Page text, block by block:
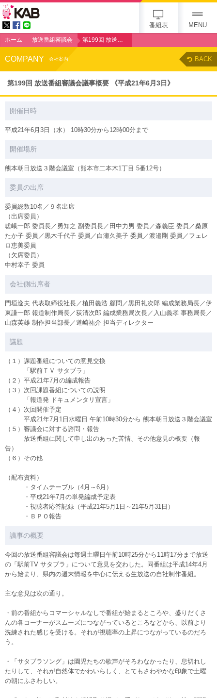
番組表 MENU
ホーム 放送番組審議会 第199回 放送番組審議会議事概要 《平成21年6月3日》
COMPANY 会社案内 BACK
第199回 放送番組審議会議事概要 《平成21年6月3日》
開催日時
平成21年6月3日（水） 10時30分から12時00分まで
開催場所
熊本朝日放送３階会議室（熊本市二本木1丁目 5番12号）
委員の出席
委員総数10名／９名出席
（出席委員）
嵯峨一郎 委員長／勇知之 副委員長／田中力男 委員／森義臣 委員／桑原
たか子 委員／黒木千代子 委員／白瀬久美子 委員／渡邉剛 委員／フェレ
ロ恵美委員
（欠席委員）
中村幸子 委員
会社側出席者
門垣逸夫 代表取締役社長／植田義浩 顧問／黒田礼次郎 編成業務局長／伊
東謙一郎 報道制作局長／荻清次郎 編成業務局次長／入山義孝 事務局長／
山森英雄 制作担当部長／道崎祐介 担当ディレクター
議題
（１）課題番組についての意見交換
「駅前ＴＶ サタブラ」
（２）平成21年7月の編成報告
（３）次回課題番組についての説明
「報道発 ドキュメンタリ宣言」
（４）次回開催予定
平成21年7月1日水曜日 午前10時30分から 熊本朝日放送３階会議室
（５）審議会に対する諮問・報告
放送番組に関して申し出のあった苦情、その他意見の概要（報
告）
（６）その他
（配布資料）
・タイムテーブル（4月～6月）
・平成21年7月の単発編成予定表
・視聴者応答記録（平成21年5月1日～21年5月31日）
・ＢＰＯ報告
議事の概要
今回の放送番組審議会は毎週土曜日午前10時25分から11時17分まで放送
の「駅前TV サタブラ」について意見を交わした。同番組は平成14年4月
から始まり、県内の週末情報を中心に伝える生放送の自社制作番組。
主な意見は次の通り。
・前の番組からコマーシャルなしで番組が始まるところや、盛りだくさ
んの各コーナーがスムーズにつながっているところなどから、以前より
洗練された感じを受ける。それが視聴率の上昇につながっているのだろ
う。
・「サタブラソング」は園児たちの歌声がそろわなかったり、息切れし
たりして、それが自然体でかわいらしく、とてもさわやかな印象で土曜
の朝にふさわしい。